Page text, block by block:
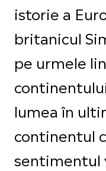
istorie a
britanicul
pe urmele
lumea în
continentul
sentimentul